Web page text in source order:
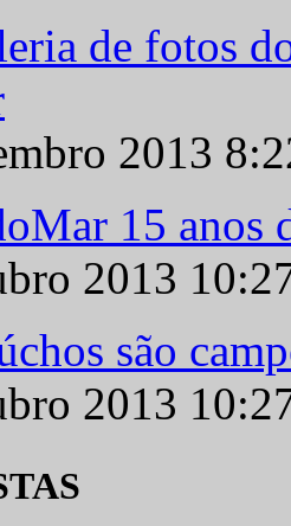
de fotos
2013
15 anos
2013
são
2013